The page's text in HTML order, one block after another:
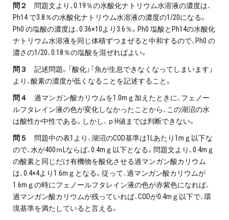
問２
問題文より、0.19％の水酸化ナトリウム水溶液の濃度は、
Ph14 で3.8％の水酸化ナトリウム水溶液の濃度の1/20になる。
Ph0 の塩酸の濃度は、0.36×10より3.6％。Ph0 塩酸とPh14の水酸化
ナトリウム水溶液を同じ体積ずつまぜると中和するので、Ph0 の
濃さの1/20、0.18％の塩酸を混ぜればよい。
問３
記述問題。「酸化」「魚が生息できなくなってしまいます」
より、酸素の濃度が低くなることを記述すること。
問４
過マンガン酸カリウムを1.0mｇ加えたときに、フェノー
ルフタレイン液の色が変化しなかったことから、この湖沼の水
は酸性か中性である。しかし、ｐH値までは判断できない。
問５
問題中の表1より、湖沼のCOD基準は1Lあたり1mｇ以下な
ので、水が400ｍLならば、0.4mｇ以下となる。問題文より、0.4mｇ
の酸素と同じだけ有機物を酸化させる過マンガン酸カリウム
は、0.4×4より1.6mｇとなる。従って、過マンガン酸カリウムが
1.6mｇの時にフェノールフタレイン液の色が赤紫色になれば、
過マンガン酸カリウムが残っていれば、CODが0.4mｇ以下で、環
境基準を満たしていると言える。